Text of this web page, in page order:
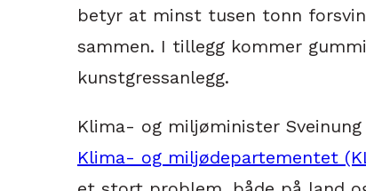
betyr at minst tusen tonn
sammen. I tillegg kommer
kunstgressanlegg.
Klima- og miljøminister
Klima- og miljødepartementet